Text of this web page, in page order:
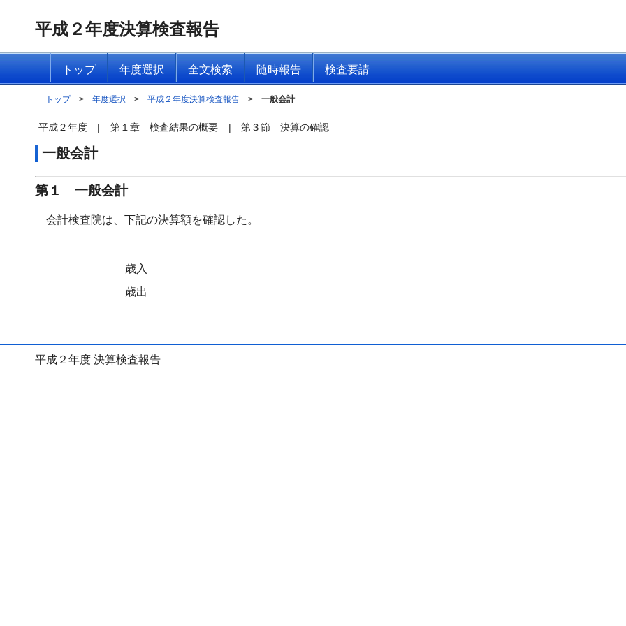
平成２年度決算検査報告
トップ 年度選択 全文検索 随時報告 検査要請
トップ > 年度選択 > 平成２年度決算検査報告 > 一般会計
平成２年度 | 第１章 検査結果の概要 | 第３節 決算の確認
一般会計
第１ 一般会計
会計検査院は、下記の決算額を確認した。
歳入
歳出
平成２年度 決算検査報告